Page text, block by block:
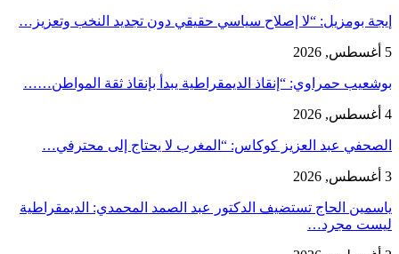
إيجة بومزيل: “لا إصلاح سياسي حقيقي دون تجديد النخب وتعزيز…
5 أغسطس, 2026
بوشعيب حمراوي: “إنقاذ الديمقراطية يبدأ بإنقاذ ثقة المواطن……
4 أغسطس, 2026
الصحفي عبد العزيز كوكاس: “المغرب لا يحتاج إلى محترفي…
3 أغسطس, 2026
ياسمين الحاج تستضيف الدكتور عبد الصمد المحمدي: الديمقراطية
ليست مجرد…